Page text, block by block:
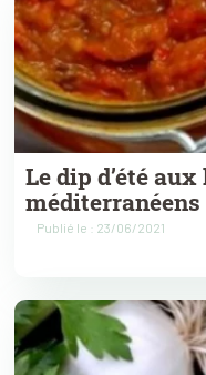
Le dip d’été
méditerranéens
Publié le : 23/06/2021